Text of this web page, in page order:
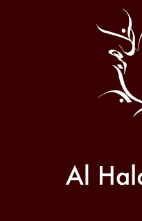
Halqa